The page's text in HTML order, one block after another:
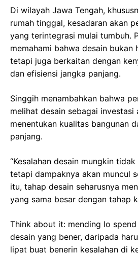
Di wilayah Jawa Tengah,
rumah tinggal, kesadaran akan
yang terintegrasi mulai tumbuh.
memahami bahwa desain bukan
tetapi juga berkaitan dengan
dan efisiensi jangka panjang.
Singgih menambahkan bahwa
melihat desain sebagai investasi
menentukan kualitas bangunan
panjang.
“Kesalahan desain mungkin
tetapi dampaknya akan muncul
itu, tahap desain seharusnya
yang sama besar dengan tahap
Think about it: mending lo
desain yang bener, daripada
lipat buat benerin kesalahan di